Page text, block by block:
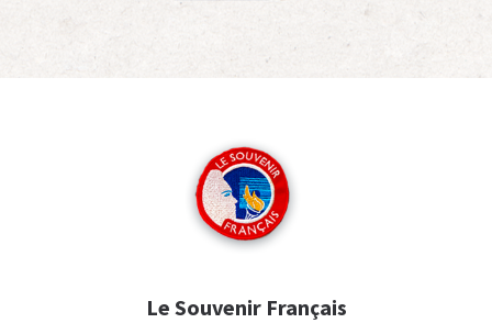
Le Souvenir Français